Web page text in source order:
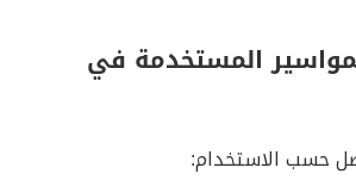
المستخدمة في
حسب الاستخدام: